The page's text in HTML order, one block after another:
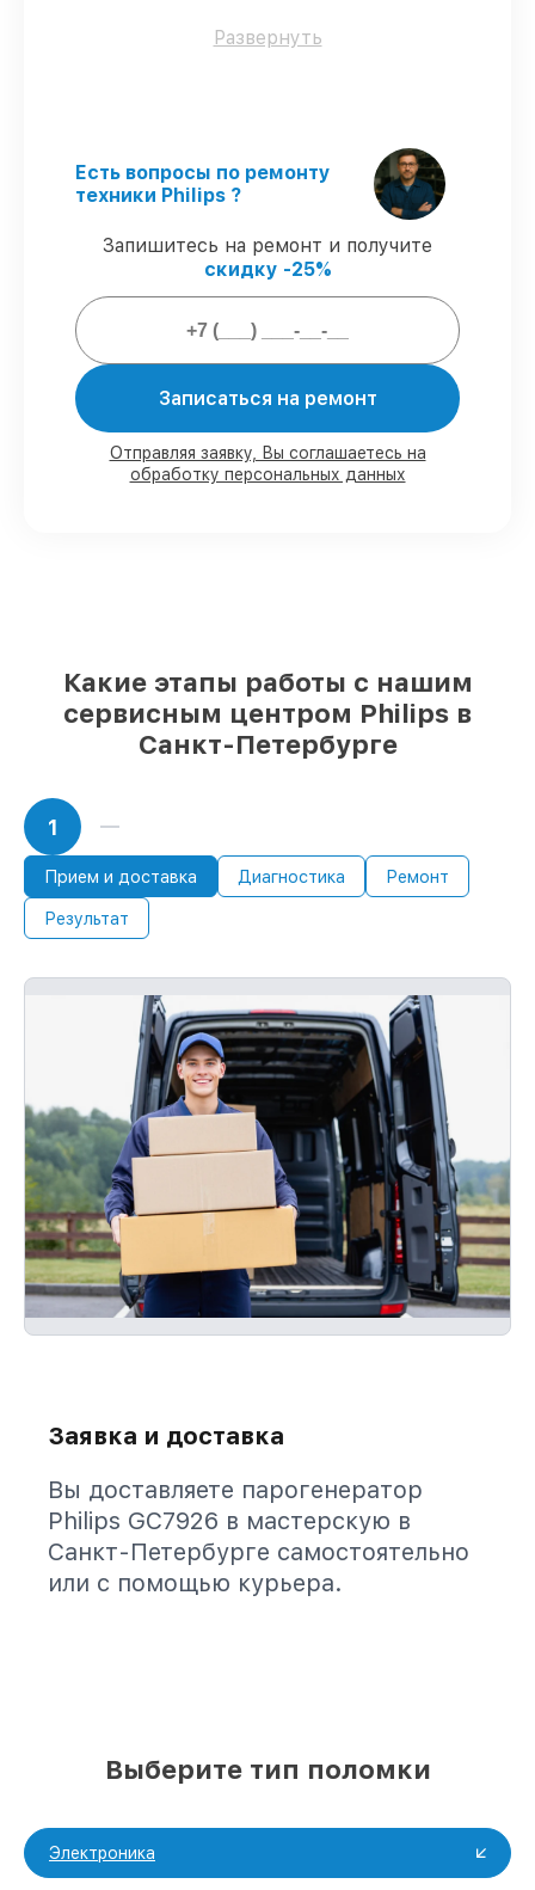
Только фирменные комплектующие
обучение и ежегодную аттестацию, что
подтверждает их уровень мастерства.
Выполнение работ вовремя
–
парогенератора GC7926, согласованные с
Подтвержденная гарантия–
обслуживаем парогенераторов всегда со
строгим соблюдением гарантийных
обязательств.
Мы гарантируем:
работ за 1–2 часа, при немедленном
начале работ
Развернуть
Есть вопросы по ремонту
техники Philips ?
Запишитесь на ремонт и получите
скидку -25%
Записаться на ремонт
Отправляя заявку, Вы соглашаетесь на
обработку персональных данных
Какие этапы работы с нашим
сервисным центром Philips в
Санкт-Петербурге
1
Прием и доставка Диагностика Ремонт
Результат
Заявка и доставка
Вы доставляете парогенератор
Philips GC7926 в мастерскую в
Санкт-Петербурге самостоятельно
или с помощью курьера.
Выберите тип поломки
Электроника